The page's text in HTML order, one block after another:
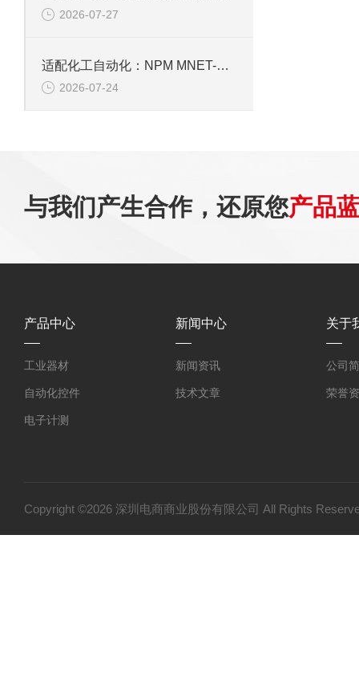
2026-07-27
适配化工自动化：NPM MNET-BCDC5030A4驱动芯片性能解析
2026-07-24
与我们产生合作，还原您产品
产品中心
工业器材
自动化控件
电子计测
特殊光源
新闻中心
新闻资讯
技术文章
关于
公司
荣誉
Copyright ©2026 深圳电商商业股份有限公司 All Rights